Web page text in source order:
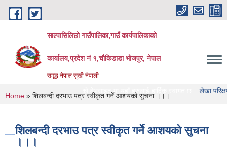
Skip to main content
साल्पासिलिछो गाउँपालिका,गाउँ कार्यपालिकाको
कार्यालय,प्रदेश नं १,चौकिडाडा भोजपुर, नेपाल
समृद्ध नेपाल सुखी नेपाली
गाउँपालिका को वेभसाइट मा यहाँ हरुलाई हार्दिक स्वागत छ लेखा परिक्षण गर्ने
You are here
Home » शिलबन्दी दरभाउ पत्र स्वीकृत गर्ने आशयको सुचना ।।।
शिलबन्दी दरभाउ पत्र स्वीकृत गर्ने आशयको सुचना
।।।